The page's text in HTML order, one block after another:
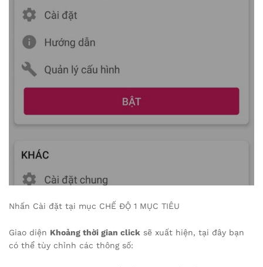
Nhấn Cài đặt tại mục CHẾ ĐỘ 1 MỤC TIÊU
Giao diện Khoảng thời gian click sẽ xuất hiện, tại đây bạn
có thể tùy chỉnh các thông số: